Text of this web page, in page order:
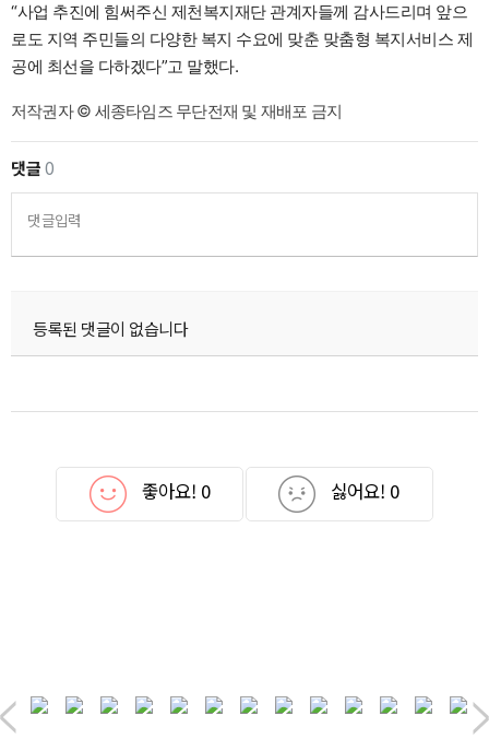
“사업 추진에 힘써주신 제천복지재단 관계자들께 감사드리며 앞으
로도 지역 주민들의 다양한 복지 수요에 맞춘 맞춤형 복지서비스 제
공에 최선을 다하겠다”고 말했다.
저작권자 © 세종타임즈 무단전재 및 재배포 금지
댓글0
댓글입력
등록된 댓글이 없습니다
좋아요! 0 싫어요! 0